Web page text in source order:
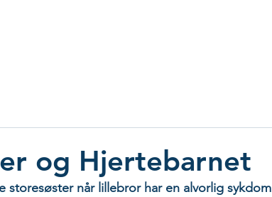
og Hjertebarnet
storesøster når lillebror har en alvorlig sykdom